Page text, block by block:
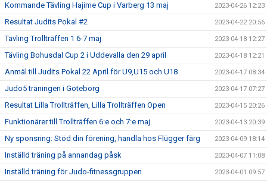
Kommande Tävling Hajime Cup i Varberg 13 maj 2023-04-26 12:23
Resultat Judits Pokal #2 2023-04-22 20:56
Tävling Trollträffen 1 6-7 maj 2023-04-18 12:27
Tävling Bohusdal Cup 2 i Uddevalla den 29 april 2023-04-18 12:21
Anmäl till Judits Pokal 22 April för U9,U15 och U18 2023-04-17 08:34
Judo5 träningen i Göteborg 2023-04-17 07:27
Resultat Lilla Trollträffen, Lilla Trollträffen Open 2023-04-15 20:26
Funktionärer till Trollträffen 6:e och 7:e maj 2023-04-13 20:39
Ny sponsring: Stöd din förening, handla hos Flügger färg 2023-04-09 18:14
Inställd träning på annandag påsk 2023-04-07 11:08
Inställd träning för Judo-fitnessgruppen 2023-04-01 09:57